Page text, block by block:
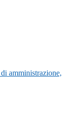
amministrazione,